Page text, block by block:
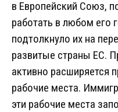
в Европейский Союз,
работать в любом его
подтолкнуло их на
развитые страны ЕС.
активно расширяется
рабочие места.
эти рабочие места